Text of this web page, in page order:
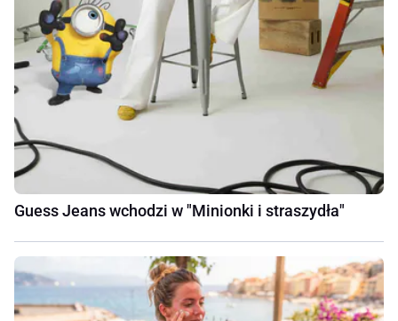
Guess Jeans wchodzi w "Minionki i straszydła"